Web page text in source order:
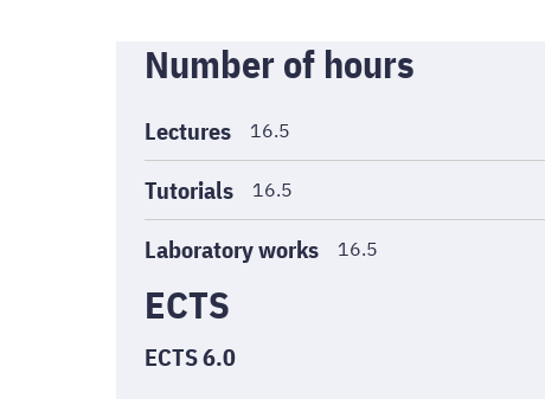
Informations
générales
Number of hours
Lectures 16.5
Tutorials 16.5
Laboratory works 16.5
ECTS
ECTS 6.0